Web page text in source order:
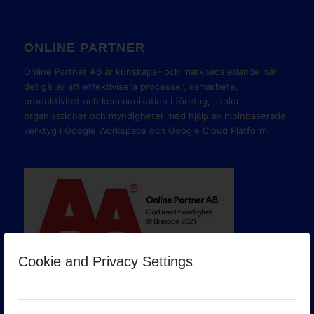
Cookie and Privacy Settings
ONLINE PARTNER
Online Partner AB är kunskaps- och marknadsledande när
det gäller att effektivisera processer, samarbete,
produktivitet och kommunikation i företag, skolor,
organisationer och myndigheter med hjälp av molnbaserade
verktyg i Google Workspace och Google Cloud Platform.